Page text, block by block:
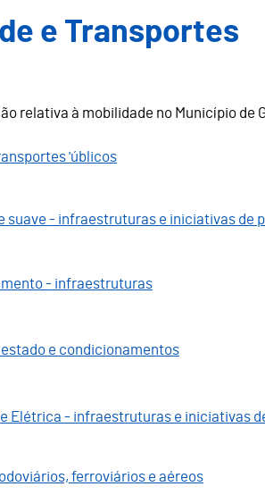
e Transportes
relativa à mobilidade no Município de
'úblicos
suave - infraestruturas e iniciativas de
- infraestruturas
e condicionamentos
Elétrica - infraestruturas e iniciativas
ferroviários e aéreos